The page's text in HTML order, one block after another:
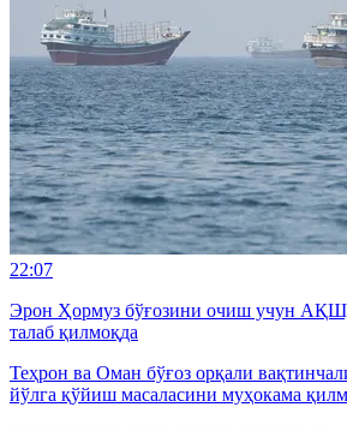
22:07
Эрон Ҳормуз бўғозини очиш учун
талаб қилмоқда
Теҳрон ва Оман бўғоз орқали
йўлга қўйиш масаласини муҳокама